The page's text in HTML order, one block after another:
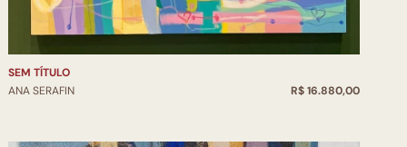
Plástica - Jahú - SP
de Artes Plásticas Antônio Rondini - Araras - SP
Grossa -PG
Paranaense dos Artistas Plásticos - PR
SEM TÍTULO
ANA SERAFIN
R$ 16.880,00